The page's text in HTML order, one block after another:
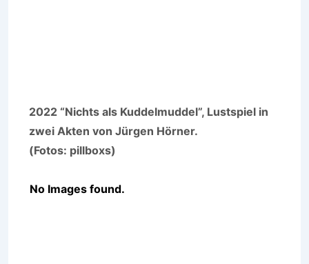
2022 “Nichts als Kuddelmuddel”, Lustspiel in
zwei Akten von Jürgen Hörner.
(Fotos: pillboxs)
No Images found.